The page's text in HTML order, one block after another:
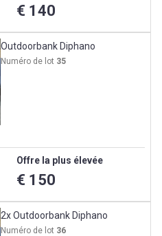
€ 140
Outdoorbank Diphano
Numéro de lot 35
Offre la plus élevée
€ 150
2x Outdoorbank Diphano
Numéro de lot 36